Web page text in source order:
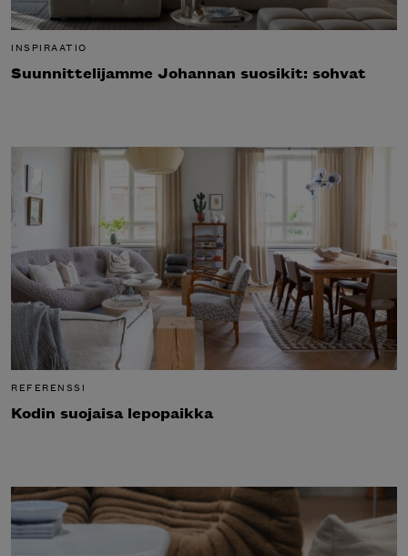
INSPIRAATIO
Suunnittelijamme Johannan suosikit: sohvat
REFERENSSI
Kodin suojaisa lepopaikka